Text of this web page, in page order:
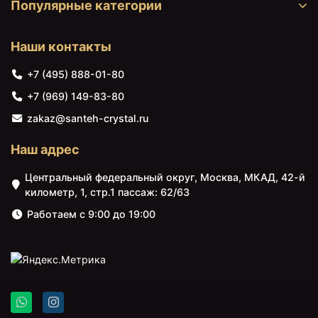
4200 ₽
Раковина 60х45 см
Velvex Como S-UM-
Velvex Klaufs 40
5705 ₽
Популярные категории
Наши контакты
+7 (495) 888-01-80
+7 (969) 149-83-80
zakaz@santeh-crystal.ru
Наш адрес
Центральный федеральный округ, Москва, МКАД, 42-й
километр, 1, стр.1 пассаж: 62/63
Работаем с 9:00 до 19:00